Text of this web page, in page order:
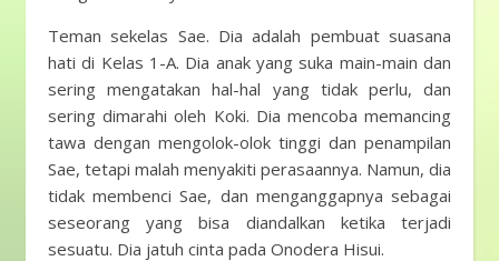
Teman sekelas Sae. Dia adalah pembuat suasana
hati di Kelas 1-A. Dia anak yang suka main-main dan
sering mengatakan hal-hal yang tidak perlu, dan
sering dimarahi oleh Koki. Dia mencoba memancing
tawa dengan mengolok-olok tinggi dan penampilan
Sae, tetapi malah menyakiti perasaannya. Namun, dia
tidak membenci Sae, dan menganggapnya sebagai
seseorang yang bisa diandalkan ketika terjadi
sesuatu. Dia jatuh cinta pada Onodera Hisui.